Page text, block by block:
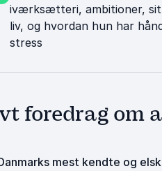
iværksætteri, ambitioner,
liv, og hvordan hun har
stress
foredrag om
mest kendte og